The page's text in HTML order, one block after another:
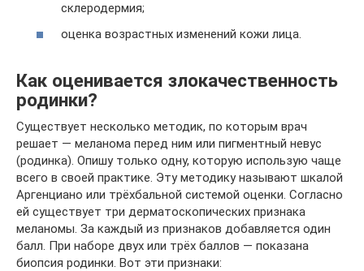
склеродермия;
оценка возрастных изменений кожи лица.
Как оценивается злокачественность
родинки?
Существует несколько методик, по которым врач
решает — меланома перед ним или пигментный невус
(родинка). Опишу только одну, которую использую чаще
всего в своей практике. Эту методику называют шкалой
Аргенциано или трёхбальной системой оценки. Согласно
ей существует три дерматоскопических признака
меланомы. За каждый из признаков добавляется один
балл. При наборе двух или трёх баллов — показана
биопсия родинки. Вот эти признаки: